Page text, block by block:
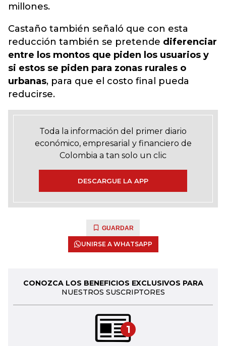
millones.
Castaño también señaló que con esta
reducción también se pretende diferenciar
entre los montos que piden los usuarios y
si estos se piden para zonas rurales o
urbanas, para que el costo final pueda
reducirse.
Toda la información del primer diario
económico, empresarial y financiero de
Colombia a tan solo un clic
DESCARGUE LA APP
GUARDAR
UNIRSE A WHATSAPP
CONOZCA LOS BENEFICIOS EXCLUSIVOS PARA
NUESTROS SUSCRIPTORES
1